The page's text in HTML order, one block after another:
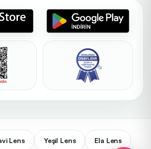
Lens Yeşil Lens Ela Lens